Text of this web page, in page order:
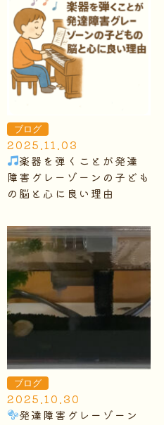
ブログ
2025.11.03
楽器を弾くことが発達
障害グレーゾーンの子ども
の脳と心に良い理由
ブログ
2025.10.30
発達障害グレーゾーン